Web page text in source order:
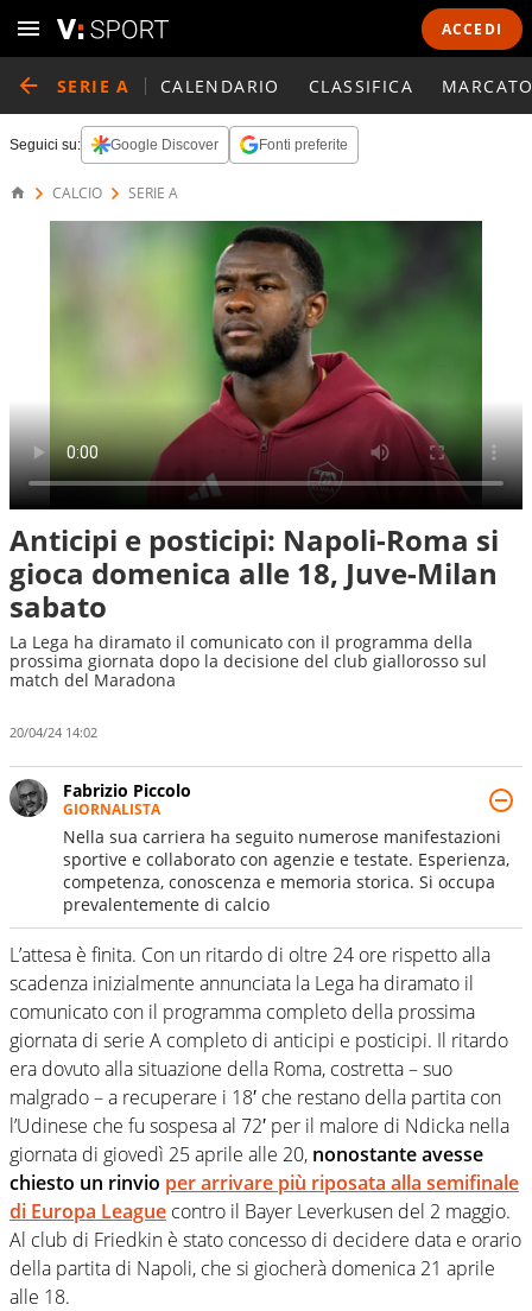
ACCEDI
SERIE A CALENDARIO CLASSIFICA
Seguici su: Google Discover Fonti preferite
CALCIO SERIE A
Anticipi e posticipi: Napoli-Roma si
gioca domenica alle 18, Juve-Milan
sabato
La Lega ha diramato il comunicato con il programma della
prossima giornata dopo la decisione del club giallorosso sul
match del Maradona
20/04/24 14:02
Fabrizio Piccolo
GIORNALISTA
Nella sua carriera ha seguito numerose manifestazioni
sportive e collaborato con agenzie e testate. Esperienza,
competenza, conoscenza e memoria storica. Si occupa
prevalentemente di calcio
L’attesa è finita. Con un ritardo di oltre 24 ore rispetto alla
scadenza inizialmente annunciata la Lega ha diramato il
comunicato con il programma completo della prossima
giornata di serie A completo di anticipi e posticipi. Il ritardo
era dovuto alla situazione della Roma, costretta – suo
malgrado – a recuperare i 18′ che restano della partita con
l’Udinese che fu sospesa al 72′ per il malore di Ndicka nella
giornata di giovedì 25 aprile alle 20, nonostante avesse
chiesto un rinvio per arrivare più riposata alla semifinale
di Europa League contro il Bayer Leverkusen del 2 maggio.
Al club di Friedkin è stato concesso di decidere data e orario
della partita di Napoli, che si giocherà domenica 21 aprile
alle 18.